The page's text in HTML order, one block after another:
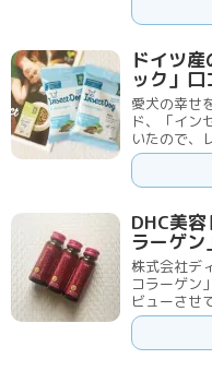
ドイツ
ック」
愛犬の幸せ
ド、「イン
いたので、
DHC美
ラーゲン
株式会社デ
コラーゲン
ビューさせ